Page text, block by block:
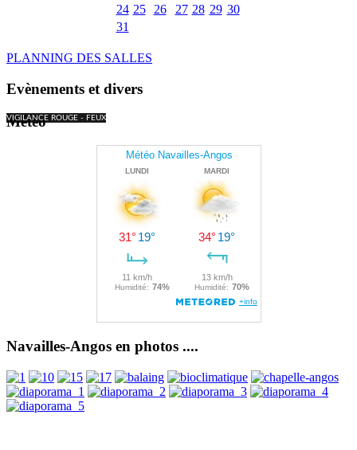
24 25 26 27 28 29 30
31
PLANNING DES SALLES
Evènements et divers
VIGILANCE ROUGE - FEUX
Météo
Navailles-Angos en photos ....